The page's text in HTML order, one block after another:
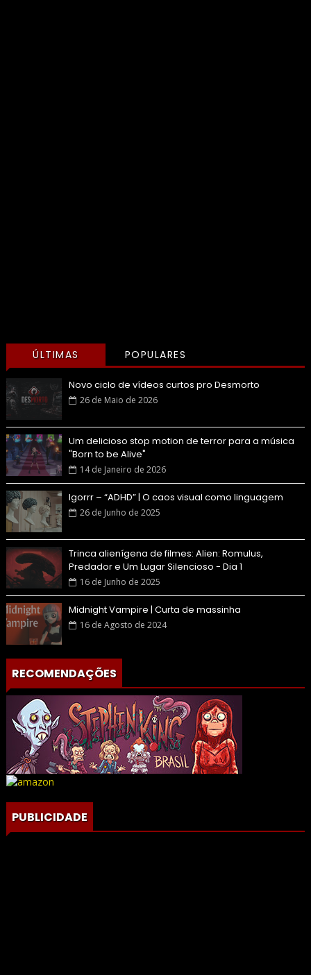
ÚLTIMAS POPULARES
Novo ciclo de vídeos curtos pro Desmorto
26 de Maio de 2026
Um delicioso stop motion de terror para a música
"Born to be Alive"
14 de Janeiro de 2026
Igorrr – “ADHD” | O caos visual como linguagem
26 de Junho de 2025
Trinca alienígena de filmes: Alien: Romulus,
Predador e Um Lugar Silencioso - Dia 1
16 de Junho de 2025
Midnight Vampire | Curta de massinha
16 de Agosto de 2024
RECOMENDAÇÕES
PUBLICIDADE